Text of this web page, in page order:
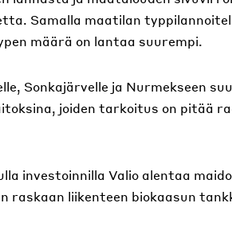
Samalla maatilan
määrä on lantaa suurempi.
Sonkajärvelle ja Nurmekseen
joiden tarkoitus on pitää
investoinnilla Valio alentaa
raskaan liikenteen biokaasun